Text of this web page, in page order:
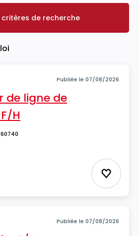
Vos critères de recherche
critères de recherche
Publiée le 07/08/2026
de ligne de
H
Ajouter
Publiée le 07/08/2026